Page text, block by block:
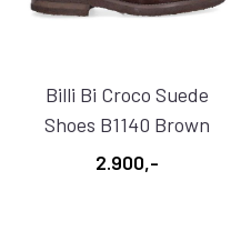
Billi Bi Croco Suede
Shoes B1140 Brown
Coper
2.900,-